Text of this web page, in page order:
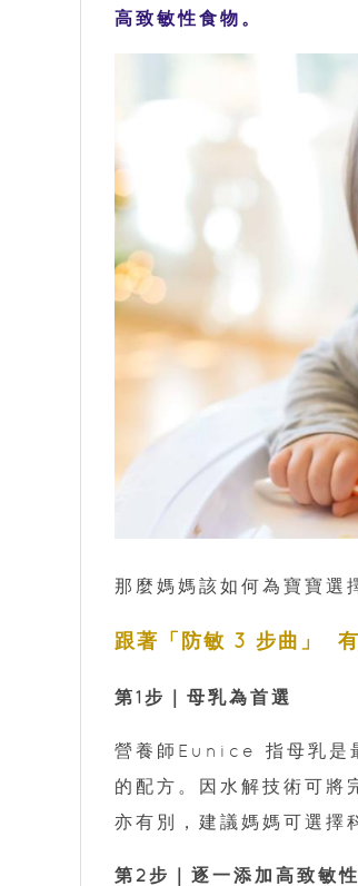
高致敏性食物。
那麼媽媽該如何為寶寶選
跟著「防敏 3 步曲」
第1步｜母乳為首選
營養師Eunice 指母乳是
的配方。因水解技術可將
亦有別，建議媽媽可選擇
第2步｜逐一添加高致敏